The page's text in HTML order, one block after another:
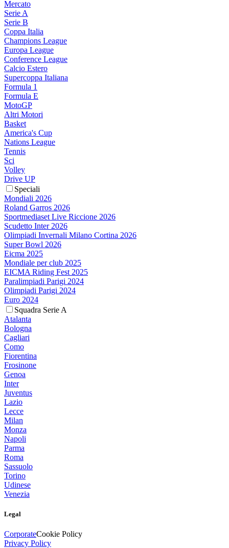
Mercato
Serie A
Serie B
Coppa Italia
Champions League
Europa League
Conference League
Calcio Estero
Supercoppa Italiana
Formula 1
Formula E
MotoGP
Altri Motori
Basket
America's Cup
Nations League
Tennis
Sci
Volley
Drive UP
Speciali
Mondiali 2026
Roland Garros 2026
Sportmediaset Live Riccione 2026
Scudetto Inter 2026
Olimpiadi Invernali Milano Cortina 2026
Super Bowl 2026
Eicma 2025
Mondiale per club 2025
EICMA Riding Fest 2025
Paralimpiadi Parigi 2024
Olimpiadi Parigi 2024
Euro 2024
Squadra Serie A
Atalanta
Bologna
Cagliari
Como
Fiorentina
Frosinone
Genoa
Inter
Juventus
Lazio
Lecce
Milan
Monza
Napoli
Parma
Roma
Sassuolo
Torino
Udinese
Venezia
Legal
CorporateCookie Policy
Privacy Policy